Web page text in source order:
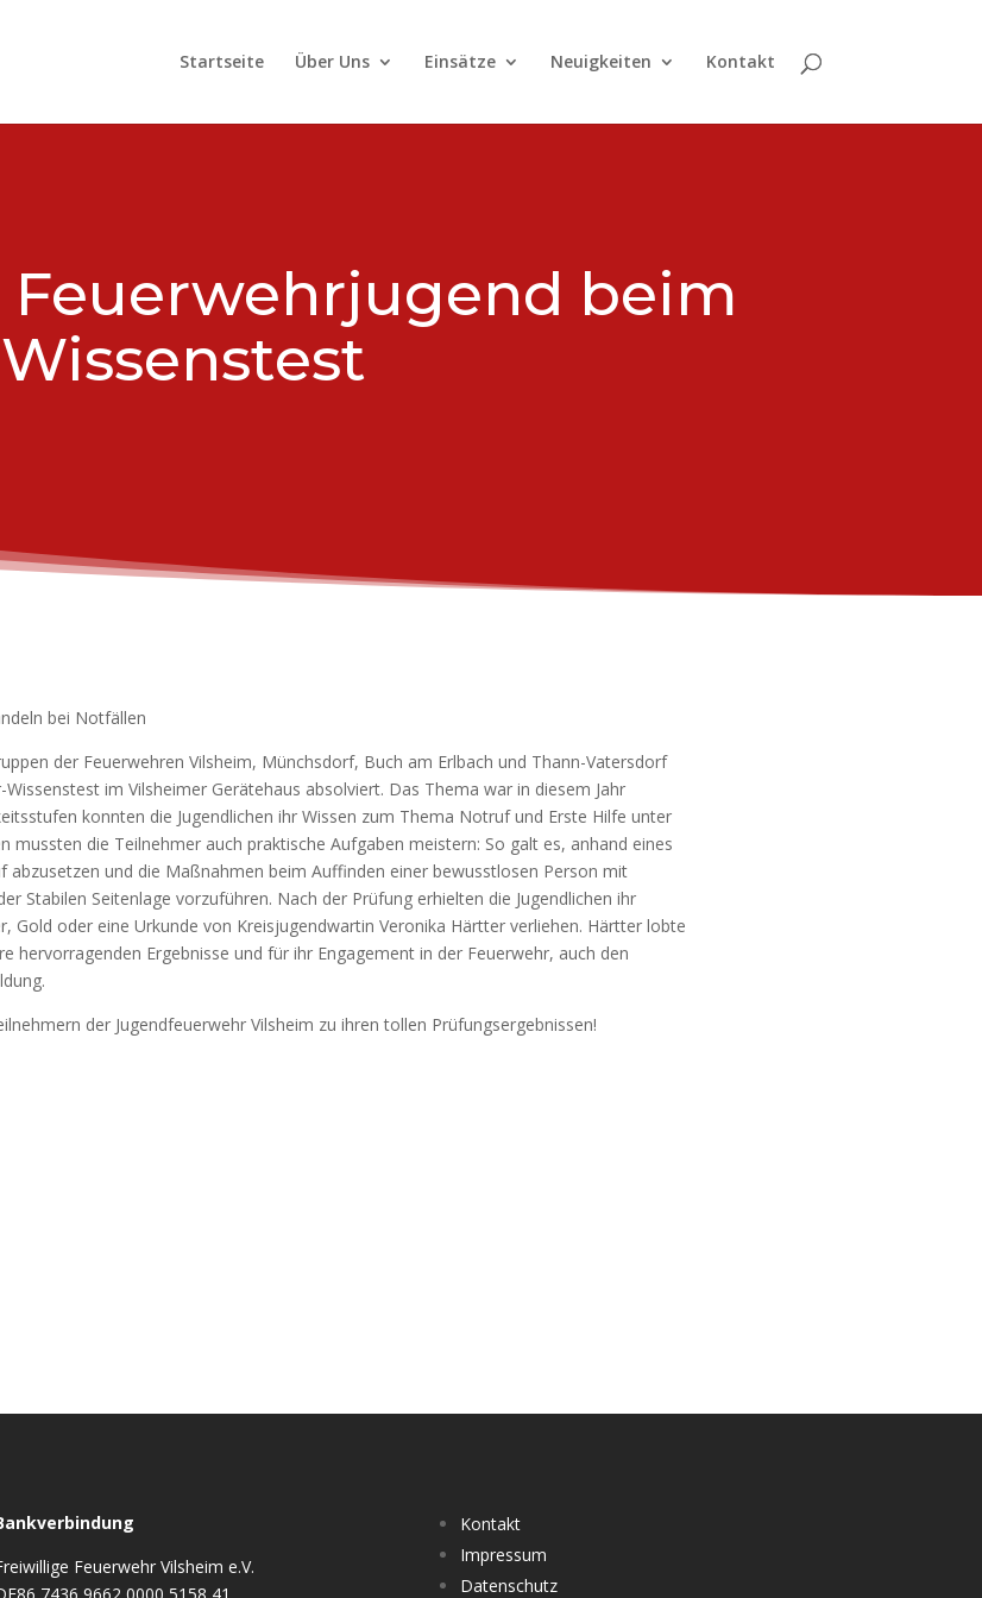
Startseite Über Uns Einsätze Neuigkeiten Kontakt
Feuerwehrjugend beim
Wissenstest
bei Notfällen
der Feuerwehren Vilsheim, Münchsdorf, Buch am Erlbach und Thann-Vatersdorf
im Vilsheimer Gerätehaus absolviert. Das Thema war in diesem Jahr
konnten die Jugendlichen ihr Wissen zum Thema Notruf und Erste Hilfe unter
mussten die Teilnehmer auch praktische Aufgaben meistern: So galt es, anhand eines
abzusetzen und die Maßnahmen beim Auffinden einer bewusstlosen Person mit
Stabilen Seitenlage vorzuführen. Nach der Prüfung erhielten die Jugendlichen ihr
Gold oder eine Urkunde von Kreisjugendwartin Veronika Härtter verliehen. Härtter lobte
hervorragenden Ergebnisse und für ihr Engagement in der Feuerwehr, auch den
der Jugendfeuerwehr Vilsheim zu ihren tollen Prüfungsergebnissen!
Feuerwehr Vilsheim e.V.
Kontakt
Impressum
Datenschutz